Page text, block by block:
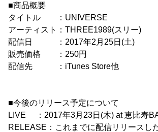
■商品概要
タイトル ：UNIVERSE
アーティスト：THREE1989(スリー)
配信日 ：2017年2月25日(土)
販売価格 ：250円
配信先 ：iTunes Store他
■今後のリリース予定について
LIVE ：2017年3月23日(木) at 恵比寿
RELEASE：これまでに配信リリースし